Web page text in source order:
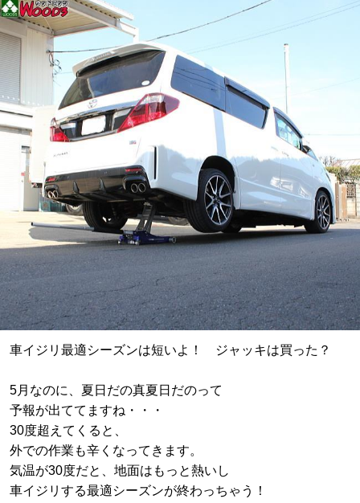
車イジリ最適シーズンは短いよ！ ジャッキは買った？
5月なのに、夏日だの真夏日だのって
予報が出ててますね・・・
30度超えてくると、
外での作業も辛くなってきます。
気温が30度だと、地面はもっと熱いし
車イジリする最適シーズンが終わっちゃう！